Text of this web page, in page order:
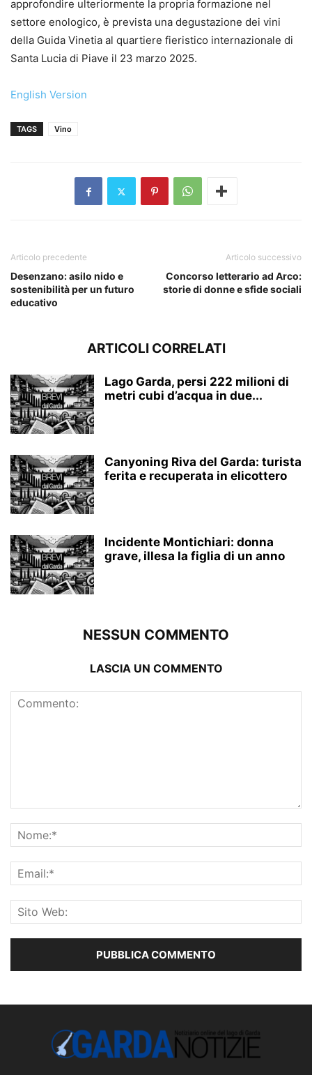
approfondire ulteriormente la propria formazione nel
settore enologico, è prevista una degustazione dei vini
della Guida Vinetia al quartiere fieristico internazionale di
Santa Lucia di Piave il 23 marzo 2025.
English Version
TAGS Vino
Articolo precedente
Desenzano: asilo nido e
sostenibilità per un futuro
educativo
Articolo successivo
Concorso letterario ad Arco:
storie di donne e sfide sociali
ARTICOLI CORRELATI
Lago Garda, persi 222 milioni di
metri cubi d’acqua in due...
Canyoning Riva del Garda: turista
ferita e recuperata in elicottero
Incidente Montichiari: donna
grave, illesa la figlia di un anno
NESSUN COMMENTO
LASCIA UN COMMENTO